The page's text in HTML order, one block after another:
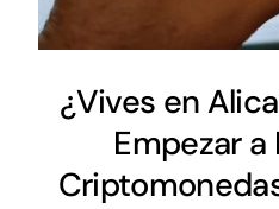
¿Vives en
Empezar